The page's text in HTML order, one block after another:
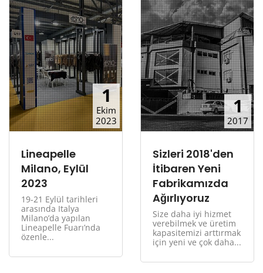
1
Ekim
2023
Lineapelle
Milano, Eylül
2023
19-21 Eylül tarihleri
arasında Italya
Milano’da yapılan
Lineapelle Fuarı’nda
özenle...
1
2017
Sizleri 2018'den
İtibaren Yeni
Fabrikamızda
Ağırlıyoruz
Size daha iyi hizmet
verebilmek ve üretim
kapasitemizi arttırmak
için yeni ve çok daha...